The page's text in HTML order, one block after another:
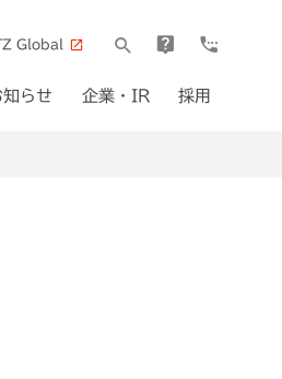
Global
らせ 企業・IR 採用